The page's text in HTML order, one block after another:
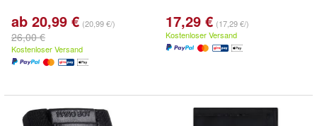
ab 20,99 € (20,99 €/)
26,00 €
Kostenloser Versand
17,29 € (17,29 €/)
Kostenloser Versand